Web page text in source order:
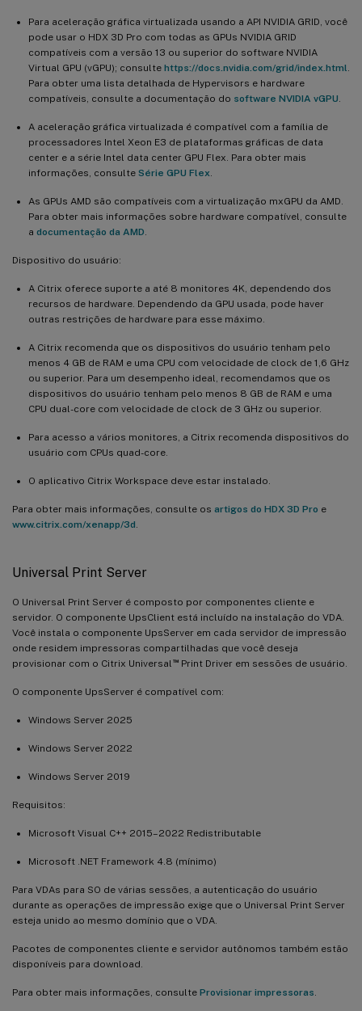
Para aceleração gráfica virtualizada usando a API NVIDIA GRID, você
pode usar o HDX 3D Pro com todas as GPUs NVIDIA GRID
compatíveis com a versão 13 ou superior do software NVIDIA
Virtual GPU (vGPU); consulte https://docs.nvidia.com/grid/index.html
Para obter uma lista detalhada de Hypervisors e hardware
compatíveis, consulte a documentação do software NVIDIA vGPU
A aceleração gráfica virtualizada é compatível com a família de
processadores Intel Xeon E3 de plataformas gráficas de data
center e a série Intel data center GPU Flex. Para obter mais
informações, consulte Série GPU Flex
As GPUs AMD são compatíveis com a virtualização mxGPU da AMD.
Para obter mais informações sobre hardware compatível, consulte
a documentação da AMD
Dispositivo do usuário:
A Citrix oferece suporte a até 8 monitores 4K, dependendo dos
recursos de hardware. Dependendo da GPU usada, pode haver
outras restrições de hardware para esse máximo.
A Citrix recomenda que os dispositivos do usuário tenham pelo
menos 4 GB de RAM e uma CPU com velocidade de clock de 1,6 GHz
ou superior. Para um desempenho ideal, recomendamos que os
dispositivos do usuário tenham pelo menos 8 GB de RAM e uma
CPU dual-core com velocidade de clock de 3 GHz ou superior.
Para acesso a vários monitores, a Citrix recomenda dispositivos do
usuário com CPUs quad-core.
O aplicativo Citrix Workspace deve estar instalado.
Para obter mais informações, consulte os artigos do HDX 3D Pro e
www.citrix.com/xenapp/3d
Universal Print Server
O Universal Print Server é composto por componentes cliente e
servidor. O componente UpsClient está incluído na instalação do VDA.
Você instala o componente UpsServer em cada servidor de impressão
onde residem impressoras compartilhadas que você deseja
provisionar com o Citrix Universal ™Print Driver em sessões de usuário.
O componente UpsServer é compatível com:
Windows Server 2025
Windows Server 2022
Windows Server 2019
Requisitos:
Microsoft Visual C++ 2015–2022 Redistributable
Microsoft .NET Framework 4.8 (mínimo)
Para VDAs para SO de várias sessões, a autenticação do usuário
durante as operações de impressão exige que o Universal Print Server
esteja unido ao mesmo domínio que o VDA.
Pacotes de componentes cliente e servidor autônomos também estão
disponíveis para download.
Para obter mais informações, consulte Provisionar impressoras